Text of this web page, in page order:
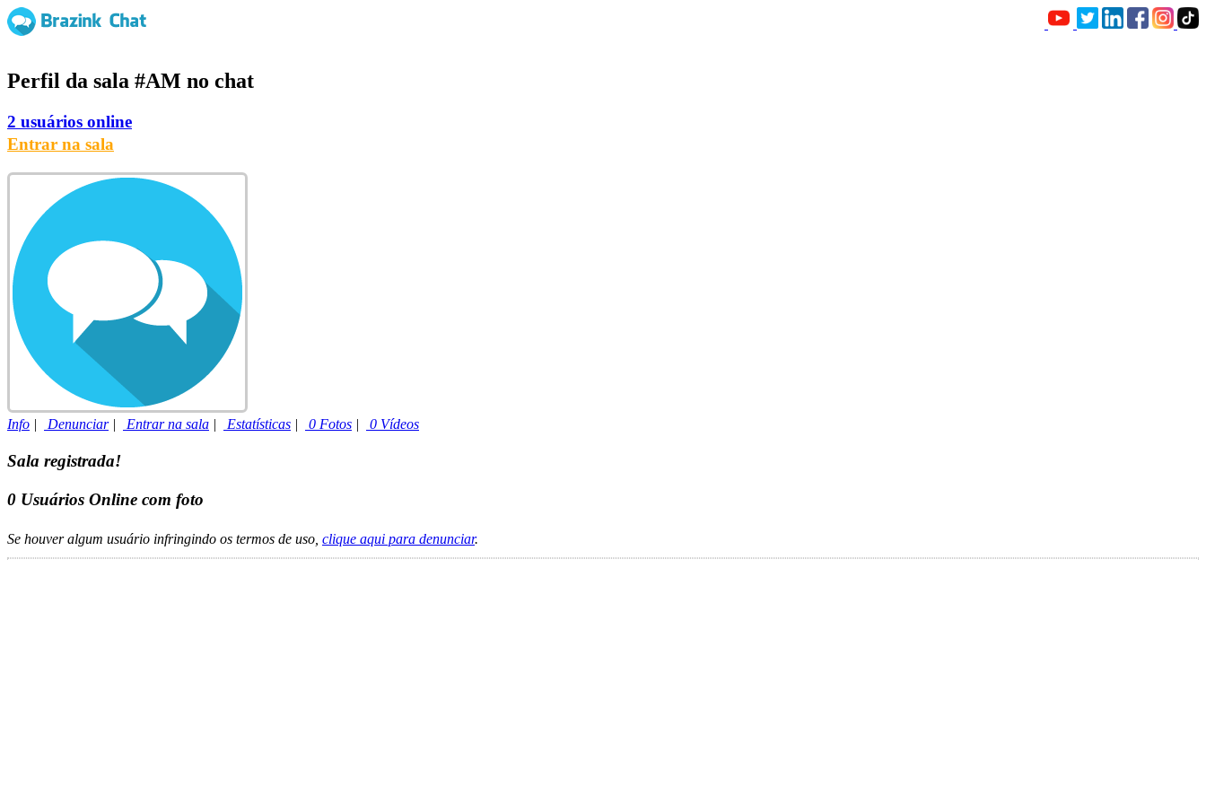
Perfil da sala #AM no chat
2 usuários online
Entrar na sala
Info | Denunciar| Entrar na sala | Estatísticas | 0 Fotos | 0 Vídeos
Sala registrada!
0 Usuários Online com foto
Se houver algum usuário infringindo os termos de uso, clique aqui para denunciar.